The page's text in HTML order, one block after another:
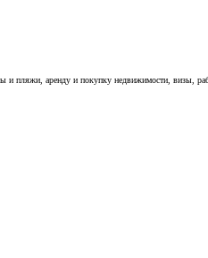
пляжи, аренду и покупку недвижимости, визы,